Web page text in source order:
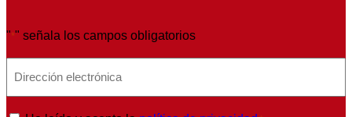
"*" señala los campos obligatorios